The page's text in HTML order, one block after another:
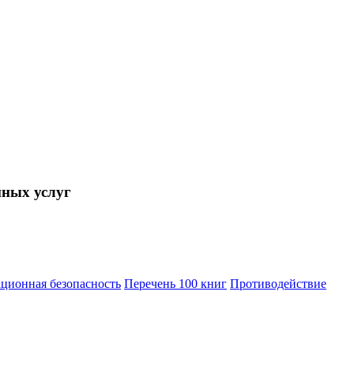
услуг
безопасность Перечень 100 книг Противодействие